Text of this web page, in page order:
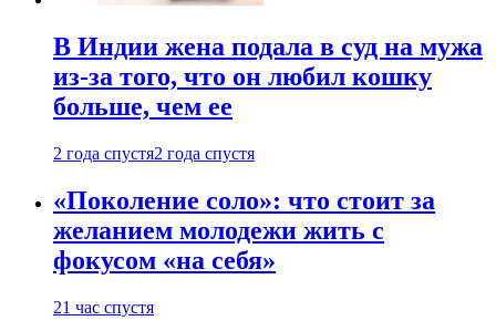
В Индии жена подала в суд на мужа
из-за того, что он любил кошку
больше, чем ее
2 года спустя2 года спустя
«Поколение соло»: что стоит за
желанием молодежи жить с
фокусом «на себя»
21 час спустя